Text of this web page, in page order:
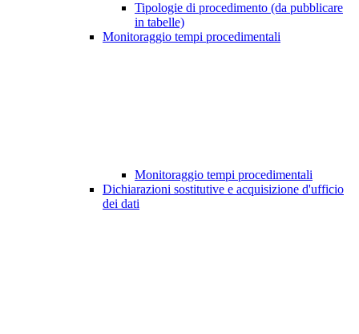
Tipologie di procedimento (da pubblicare
in tabelle)
Monitoraggio tempi procedimentali
Monitoraggio tempi procedimentali
Dichiarazioni sostitutive e acquisizione d'ufficio
dei dati